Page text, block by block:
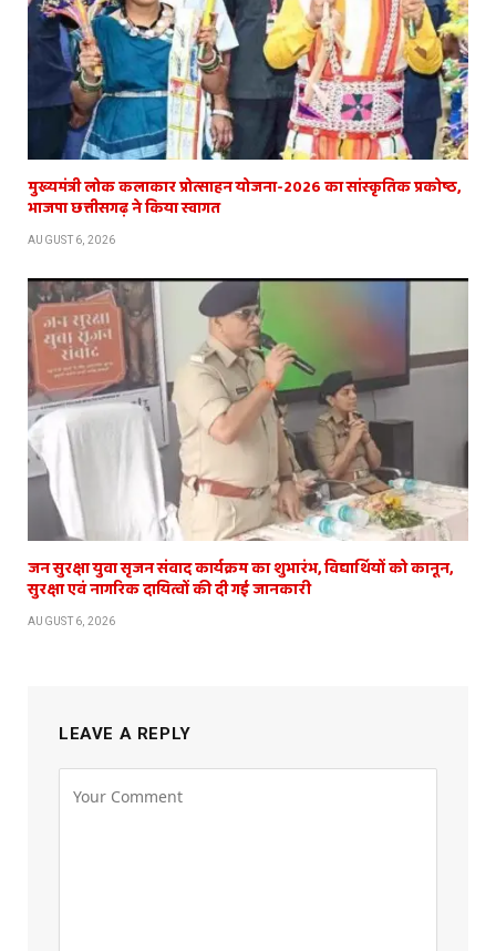
मुख्यमंत्री लोक कलाकार प्रोत्साहन योजना-2026 का सांस्कृतिक प्रकोष्ठ,
भाजपा छत्तीसगढ़ ने किया स्वागत
AUGUST 6, 2026
जन सुरक्षा युवा सृजन संवाद कार्यक्रम का शुभारंभ, विद्यार्थियों को कानून,
सुरक्षा एवं नागरिक दायित्वों की दी गई जानकारी
AUGUST 6, 2026
LEAVE A REPLY